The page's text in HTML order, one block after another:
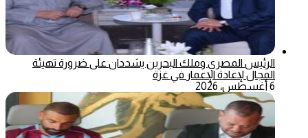
الرئيس المصري وملك البحرين يشددان على ضرورة تهيئة
المجال لإعادة الإعمار في غزة
6 أغسطس، 2026